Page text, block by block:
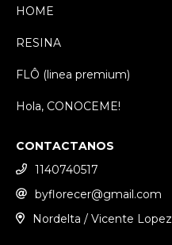
HOME
RESINA
FLÔ (linea premium)
Hola, CONOCEME!
CONTACTANOS
1140740517
byflorecer@gmail.com
Nordelta / Vicente Lopez